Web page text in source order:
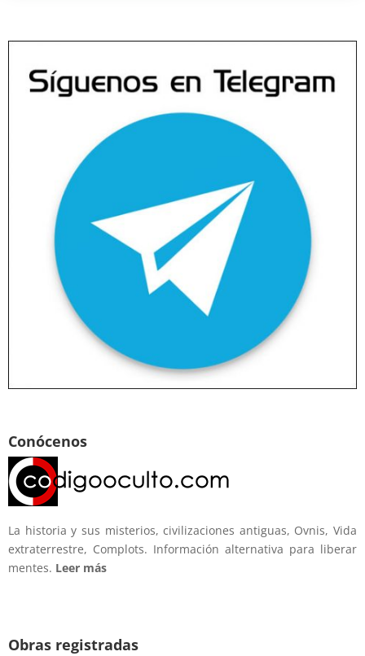
Conócenos
La historia y sus misterios, civilizaciones antiguas, Ovnis, Vida
extraterrestre, Complots. Información alternativa para liberar
mentes. Leer más
Obras registradas